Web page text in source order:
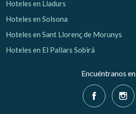
Hoteles en Lladurs
Hoteles en Solsona
Hoteles en Sant Llorenç de Morunys
Hoteles en El Pallars Sobirá
Encuéntranos en